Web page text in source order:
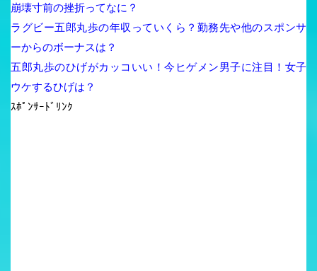
崩壊寸前の挫折ってなに？
ラグビー五郎丸歩の年収っていくら？勤務先や他のスポンサ
ーからのボーナスは？
五郎丸歩のひげがカッコいい！今ヒゲメン男子に注目！女子
ウケするひげは？
ｽﾎﾟﾝｻｰﾄﾞﾘﾝｸ